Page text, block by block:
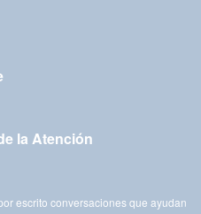
la Atención
escrito conversaciones que ayudan